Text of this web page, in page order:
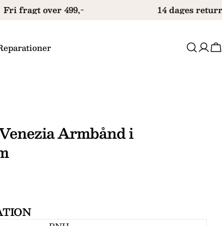
Fri fragt over 499,- 14 dages
Armbånd i